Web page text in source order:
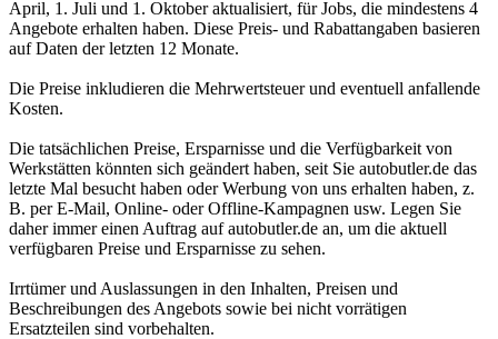
April, 1. Juli und 1. Oktober aktualisiert, für Jobs, die mindestens 4
Angebote erhalten haben. Diese Preis- und Rabattangaben basieren
auf Daten der letzten 12 Monate.
Die Preise inkludieren die Mehrwertsteuer und eventuell anfallende
Kosten.
Die tatsächlichen Preise, Ersparnisse und die Verfügbarkeit von
Werkstätten könnten sich geändert haben, seit Sie autobutler.de das
letzte Mal besucht haben oder Werbung von uns erhalten haben, z.
B. per E-Mail, Online- oder Offline-Kampagnen usw. Legen Sie
daher immer einen Auftrag auf autobutler.de an, um die aktuell
verfügbaren Preise und Ersparnisse zu sehen.
Irrtümer und Auslassungen in den Inhalten, Preisen und
Beschreibungen des Angebots sowie bei nicht vorrätigen
Ersatzteilen sind vorbehalten.